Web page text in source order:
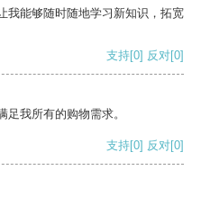
我能够随时随地学习新知识，拓宽
支持[0] 反对[0]
我所有的购物需求。
支持[0] 反对[0]